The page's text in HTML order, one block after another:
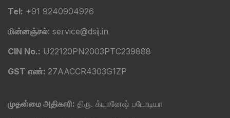
Tel: +91 9240904926
மின்னஞ்சல்: service@dsij.in
CIN No.: U22120PN2003PTC239888
GST எண்: 27AACCR4303G1ZP
முதன்மை அதிகாரி: திரு. க்யானேஷ் படோடியா